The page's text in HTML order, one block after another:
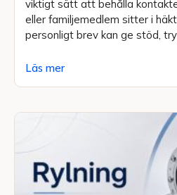
viktigt sätt att behålla
eller familjemedlem sitter i
personligt brev kan ge stöd,
Läs mer